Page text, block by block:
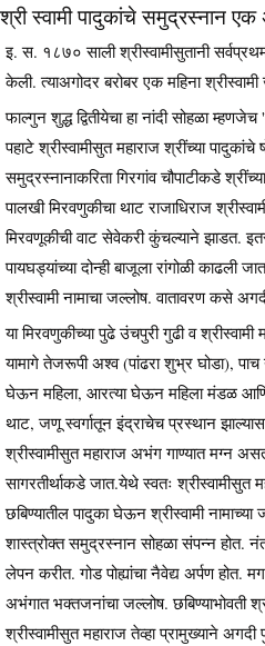
श्री स्वामी पादुकांचे समुद्रस्नान एक
इ. स. १८७० साली श्रीस्वामीसुतानी
केली. त्याअगोदर बरोबर एक महिना
फाल्गुन शुद्ध द्वितीयेचा हा नांदी सोहळा म्हणजेच
पहाटे श्रीस्वामीसुत महाराज श्रींच्या
समुद्रस्नानाकरिता गिरगांव चौपाटीकडे
पालखी मिरवणुकीचा थाट राजाधिराज
मिरवणूकीची वाट सेवेकरी कुंचल्याने झाडत.
पायघड्यांच्या दोन्ही बाजूला रांगोळी काढली
श्रीस्वामी नामाचा जल्लोष. वातावरण कसे
या मिरवणुकीच्या पुढे उंचपुरी गुढी व
यामागे तेजरूपी अश्व (पांढरा शुभ्र घोडा), पाच
घेऊन महिला, आरत्या घेऊन महिला मंडळ
थाट, जणू स्वर्गातून इंद्राचेच प्रस्थान
श्रीस्वामीसुत महाराज अभंग गाण्यात मग्न
सागरतीर्थाकडे जात.येथे स्वतः
छबिण्यातील पादुका घेऊन श्रीस्वामी
शास्त्रोक्त समुद्रस्नान सोहळा संपन्न होत.
लेपन करीत. गोड पोह्यांचा नैवेद्य अर्पण होत.
अभंगात भक्तजनांचा जल्लोष. छबिण्याभोवती
श्रीस्वामीसुत महाराज तेव्हा प्रामुख्याने